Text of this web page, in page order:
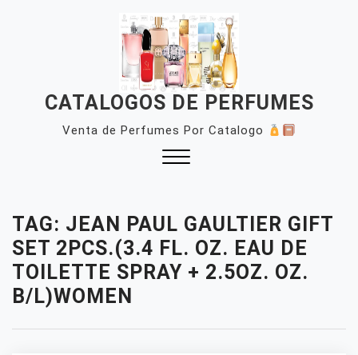
CATALOGOS DE PERFUMES
Venta de Perfumes Por Catalogo
TAG: JEAN PAUL GAULTIER GIFT
SET 2PCS.(3.4 FL. OZ. EAU DE
TOILETTE SPRAY + 2.5OZ. OZ.
B/L)WOMEN